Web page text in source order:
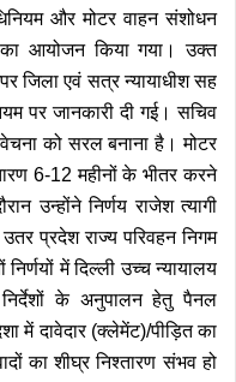
और मोटर वाहन संशोधन
आयोजन किया गया। उक्त
जिला एवं सत्र न्यायाधीश सह
पर जानकारी दी गई। सचिव
को सरल बनाना है। मोटर
6-12 महीनों के भीतर करने
उन्होंने निर्णय राजेश त्यागी
प्रदेश राज्य परिवहन निगम
में दिल्ली उच्च न्यायालय
निर्देशों के अनुपालन हेतु पैनल
में दावेदार (क्लेमेंट)/पीड़ित का
का शीघ्र निश्तारण संभव हो